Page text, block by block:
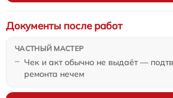
Чек и акт обычно не выдаёт —
ремонта нечем
Документы после работ